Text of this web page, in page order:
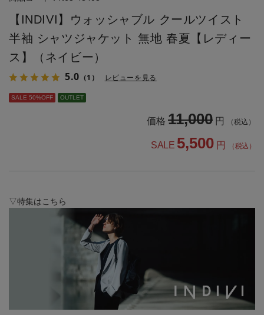
【INDIVI】ウォッシャブル クールツイスト
半袖 シャツジャケット 無地 春夏【レディー
ス】（ネイビー）
5.0 （1） レビューを見る
SALE 50%OFF OUTLET
価格 11,000 円 （税込）
SALE 5,500 円 （税込）
▽特集はこちら